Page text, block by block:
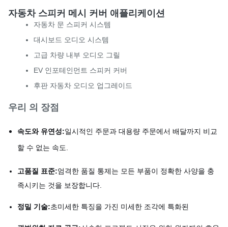
자동차 스피커 메시 커버 애플리케이션
자동차 문 스피커 시스템
대시보드 오디오 시스템
고급 차량 내부 오디오 그릴
EV 인포테인먼트 스피커 커버
후판 자동차 오디오 업그레이드
우리 의 장점
속도와 유연성:일시적인 주문과 대용량 주문에서 배달까지 비교
할 수 없는 속도.
고품질 표준:엄격한 품질 통제는 모든 부품이 정확한 사양을 충
족시키는 것을 보장합니다.
정밀 기술:초미세한 특징을 가진 미세한 조각에 특화된